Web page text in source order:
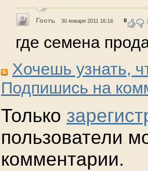
Гость 30 января 2011 16:16 0
где семена
Хочешь узнать,
Подпишись на
Только
пользователи
комментарии.